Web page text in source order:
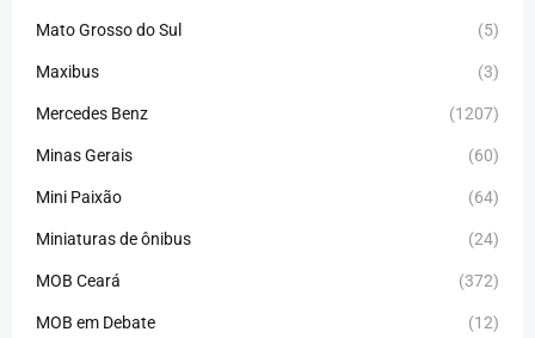
Mato Grosso do Sul (5)
Maxibus (3)
Mercedes Benz (1207)
Minas Gerais (60)
Mini Paixão (64)
Miniaturas de ônibus (24)
MOB Ceará (372)
MOB em Debate (12)